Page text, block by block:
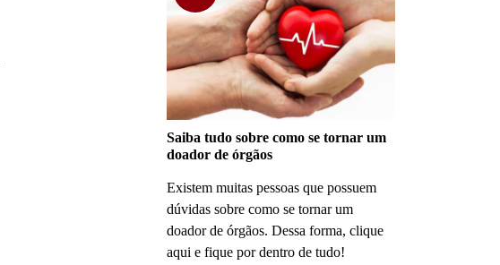
Saiba tudo sobre como se tornar um
doador de órgãos
Existem muitas pessoas que possuem
dúvidas sobre como se tornar um
doador de órgãos. Dessa forma, clique
aqui e fique por dentro de tudo!